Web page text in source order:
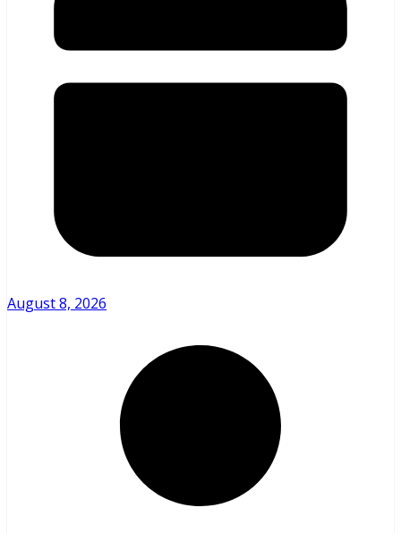
August 8, 2026